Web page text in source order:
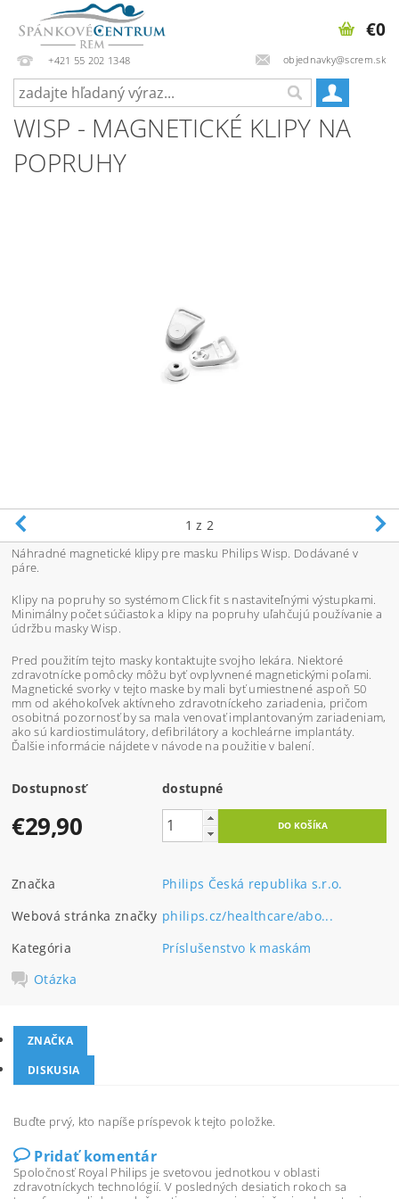
+421 55 202 1348 objednavky@screm.sk
€0
WISP - MAGNETICKÉ KLIPY NA
POPRUHY
1 z 2
Náhradné magnetické klipy pre masku Philips Wisp. Dodávané v
páre.
Klipy na popruhy so systémomClick fit s nastaviteľnými výstupkami.
Minimálny počet súčiastok a klipy na popruhy uľahčujú používanie a
údržbu masky Wisp.
Pred použitím tejto masky kontaktujte svojho lekára. Niektoré
zdravotnícke pomôcky môžu byť ovplyvnené magnetickými poľami.
Magnetické svorky v tejto maske by mali byť umiestnené aspoň 50
mm od akéhokoľvek aktívneho zdravotníckeho zariadenia, pričom
osobitná pozornosť by sa mala venovať implantovaným zariadeniam,
ako sú kardiostimulátory, defibrilátory a kochleárne implantáty.
Ďalšie informácie nájdete v návode na použitie v balení.
Dostupnosť dostupné
€29,90
Značka
Philips Česká republika s.r.o.
Webová stránka značky philips.cz/healthcare/abo...
Kategória
Príslušenstvo k maskám
Otázka
ZNAČKA
DISKUSIA
Buďte prvý, kto napíše príspevok k tejto položke.
Pridať komentár
Spoločnosť Royal Philips je svetovou jednotkou v oblasti
zdravotníckych technológií. V posledných desiatich rokoch sa